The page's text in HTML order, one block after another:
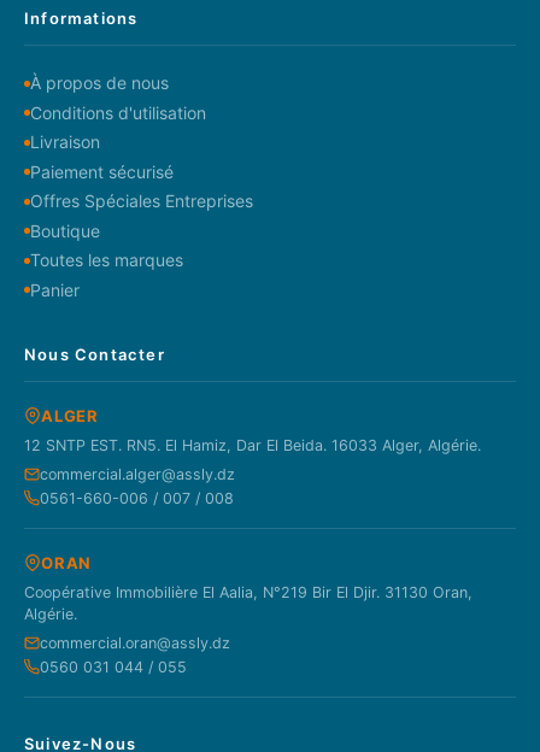
Informations
À propos de nous
Conditions d'utilisation
Livraison
Paiement sécurisé
Offres Spéciales Entreprises
Boutique
Toutes les marques
Panier
Nous Contacter
ALGER
12 SNTP EST. RN5. El Hamiz, Dar El Beida. 16033 Alger, Algérie.
commercial.alger@assly.dz
0561-660-006 / 007 / 008
ORAN
Coopérative Immobilière El Aalia, N°219 Bir El Djir. 31130 Oran,
Algérie.
commercial.oran@assly.dz
0560 031 044 / 055
Suivez-Nous